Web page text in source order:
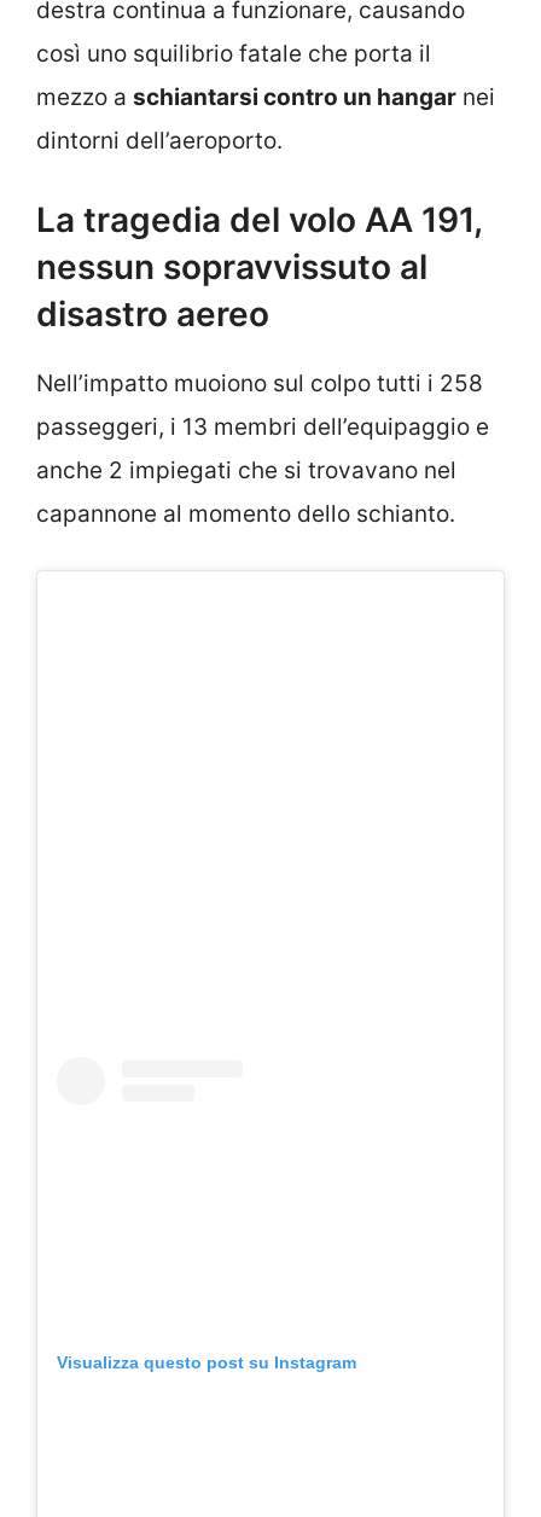
destra continua a funzionare, causando
così uno squilibrio fatale che porta il
mezzo a schiantarsi contro un hangar nei
dintorni dell’aeroporto.
La tragedia del volo AA 191,
nessun sopravvissuto al
disastro aereo
Nell’impatto muoiono sul colpo tutti i 258
passeggeri, i 13 membri dell’equipaggio e
anche 2 impiegati che si trovavano nel
capannone al momento dello schianto.
Visualizza questo post su Instagram